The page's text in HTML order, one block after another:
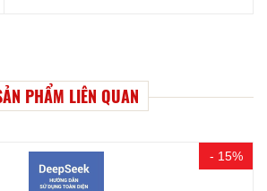
PHẨM LIÊN QUAN
- 15%